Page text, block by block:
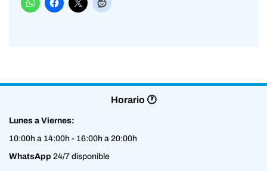
Horario 🕐
Lunes a Viernes:
10:00h a 14:00h - 16:00h a 20:00h
WhatsApp 24/7 disponible